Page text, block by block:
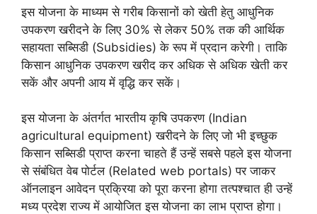
इस योजना के माध्यम से गरीब किसानों को खेती हेतु आधुनिक
उपकरण खरीदने के लिए 30% से लेकर 50% तक की आर्थिक
सहायता सब्सिडी (Subsidies) के रूप में प्रदान करेगी। ताकि
किसान आधुनिक उपकरण खरीद कर अधिक से अधिक खेती कर
सकें और अपनी आय में वृद्धि कर सकें।
इस योजना के अंतर्गत भारतीय कृषि उपकरण (Indian
agricultural equipment) खरीदने के लिए जो भी इच्छुक
किसान सब्सिडी प्राप्त करना चाहते हैं उन्हें सबसे पहले इस योजना
से संबंधित वेब पोर्टल (Related web portals) पर जाकर
ऑनलाइन आवेदन प्रक्रिया को पूरा करना होगा तत्पश्चात ही उन्हें
मध्य प्रदेश राज्य में आयोजित इस योजना का लाभ प्राप्त होगा।